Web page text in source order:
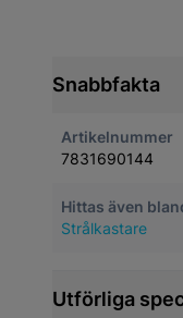
Snabbfakta
Artikelnummer
7831690144
Hittas även
Strålkastare
Utförliga